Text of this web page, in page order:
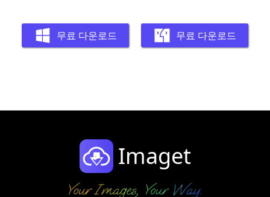
무료 다운로드 무료 다운로드
Imaget